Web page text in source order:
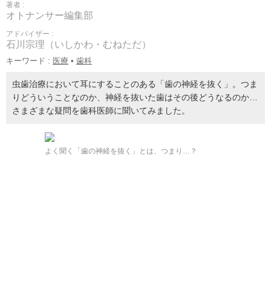
著者 :
オトナンサー編集部
アドバイザー :
石川宗理（いしかわ・むねただ）
キーワード : 医療 • 歯科
虫歯治療において耳にすることのある「歯の神経を抜く」。つま
りどういうことなのか、神経を抜いた歯はその後どうなるのか…
さまざまな疑問を歯科医師に聞いてみました。
よく聞く「歯の神経を抜く」とは、つまり…？